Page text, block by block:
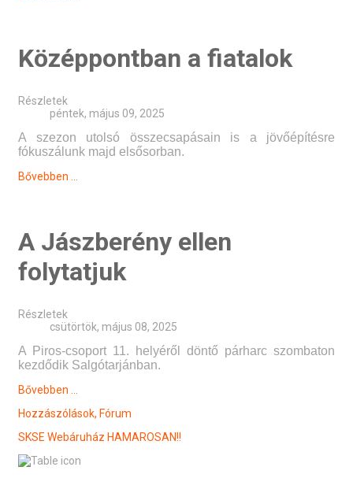
Középpontban a fiatalok
Részletek
péntek, május 09, 2025
A szezon utolsó összecsapásain is a jövőépítésre
fókuszálunk majd elsősorban.
Bővebben ...
A Jászberény ellen
folytatjuk
Részletek
csütörtök, május 08, 2025
A Piros-csoport 11. helyéről döntő párharc szombaton
kezdődik Salgótarjánban.
Bővebben ...
Hozzászólások, Fórum
SKSE Webáruház HAMAROSAN!!